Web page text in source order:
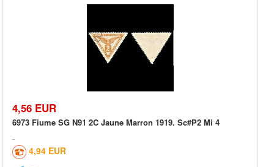
4,56 EUR
6973 Fiume SG N91 2C Jaune Marron 1919. Sc#P2 Mi 4
4,94 EUR